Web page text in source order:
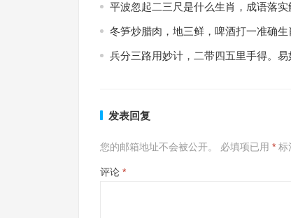
平波忽起二三尺是什么生肖，成语落实
冬笋炒腊肉，地三鲜，啤酒打一准确
兵分三路用妙计，二带四五里手得。
发表回复
您的邮箱地址不会被公开。 必填项已用 * 标
评论 *